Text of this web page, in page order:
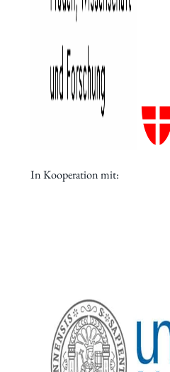
In Kooperation mit: